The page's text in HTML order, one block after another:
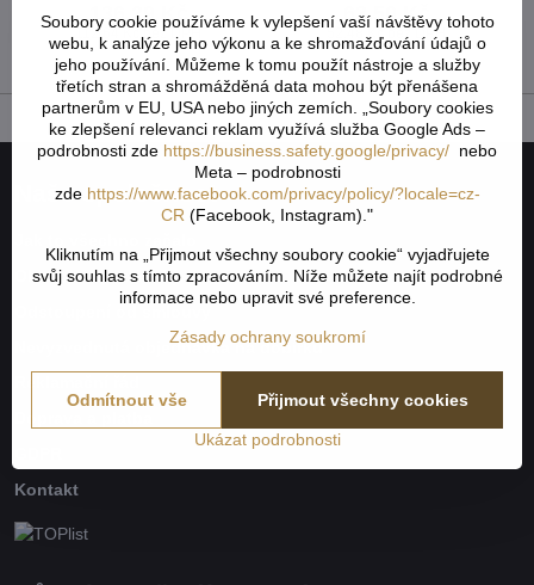
136,29 Kč
112,64 Kčbez DPH
63,50 Kč
52,48 Kč bez DPH
Naše společnost
Obchodní podmínky
Nevyzvednutá objednávka na dobírku
Kontakt
Soubory cookie používáme k vylepšení vaší návštěvy tohoto
webu, k analýze jeho výkonu a ke shromažďování údajů o
jeho používání. Můžeme k tomu použít nástroje a služby
třetích stran a shromážděná data mohou být přenášena
partnerům v EU, USA nebo jiných zemích. „Soubory cookies
ke zlepšení relevanci reklam využívá služba Google Ads –
podrobnosti zde https://business.safety.google/privacy/ nebo
Meta – podrobnosti
zde https://www.facebook.com/privacy/policy/?locale=cz-
CR (Facebook, Instagram)."
Kliknutím na „Přijmout všechny soubory cookie“ vyjadřujete
svůj souhlas s tímto zpracováním. Níže můžete najít podrobné
informace nebo upravit své preference.
Zásady ochrany soukromí
Ukázat podrobnosti
Přijmout všechny cookies
Odmítnout vše